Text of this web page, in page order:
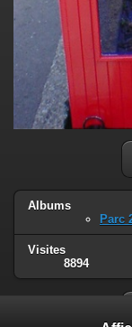
Albums
Parc
Visites
8894